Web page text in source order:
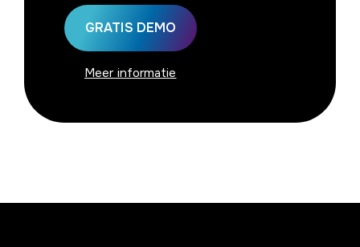
GRATIS DEMO
Meer informatie